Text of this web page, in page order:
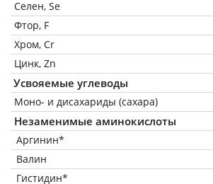
Селен, Se
Фтор, F
Хром, Cr
Цинк, Zn
Усвояемые углеводы
Моно- и дисахариды (сахара)
Незаменимые аминокислоты
Аргинин*
Валин
Гистидин*